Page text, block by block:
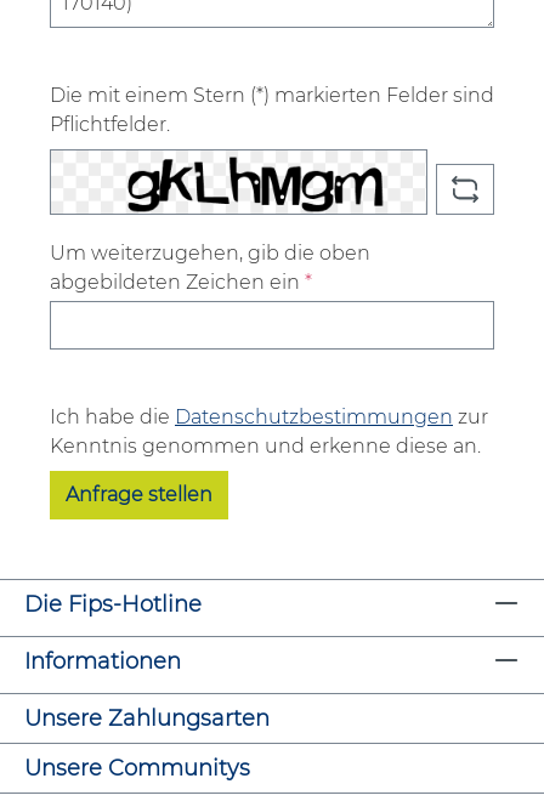
Die mit einem Stern (*) markierten Felder sind
Pflichtfelder.
Um weiterzugehen, gib die oben
abgebildeten Zeichen ein *
Ich habe die Datenschutzbestimmungen zur
Kenntnis genommen und erkenne diese an.
Anfrage stellen
Die Fips-Hotline
Informationen
Unsere Zahlungsarten
Unsere Communitys